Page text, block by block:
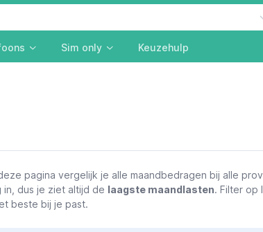
Sim only Keuzehulp
pagina vergelijk je alle maandbedragen bij alle
dus je ziet altijd de laagste maandlasten. Filter op
beste bij je past.